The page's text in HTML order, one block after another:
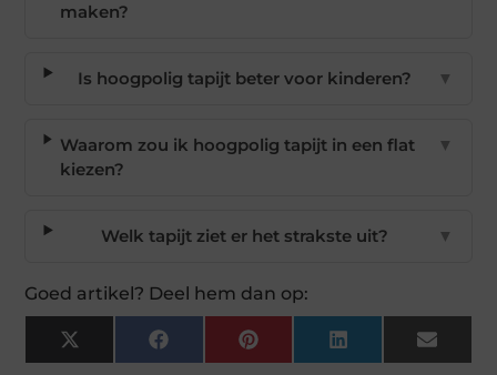
maken?
Is hoogpolig tapijt beter voor kinderen? ▼
Waarom zou ik hoogpolig tapijt in een flat
kiezen?
▼
Welk tapijt ziet er het strakste uit? ▼
Goed artikel? Deel hem dan op:
X
(Twitter)
FacebookPinterest LinkedIn Email